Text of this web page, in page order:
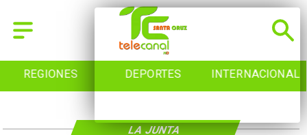
REGIONES DEPORTES INTERNACIONAL
LA JUNTA